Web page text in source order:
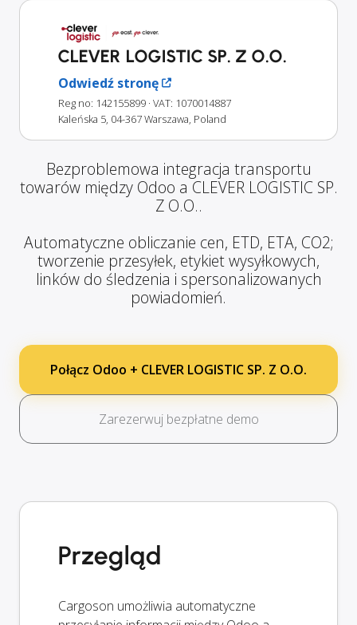
CLEVER LOGISTIC SP. Z O.O.
Odwiedź stronę
Reg no: 142155899 · VAT: 1070014887
Kaleńska 5, 04-367 Warszawa, Poland
Bezproblemowa integracja transportu
towarów między Odoo a CLEVER LOGISTIC SP.
Z O.O..
Automatyczne obliczanie cen, ETD, ETA, CO2;
tworzenie przesyłek, etykiet wysyłkowych,
linków do śledzenia i spersonalizowanych
powiadomień.
Połącz Odoo + CLEVER LOGISTIC SP. Z O.O.
Zarezerwuj bezpłatne demo
Przegląd
Cargoson umożliwia automatyczne